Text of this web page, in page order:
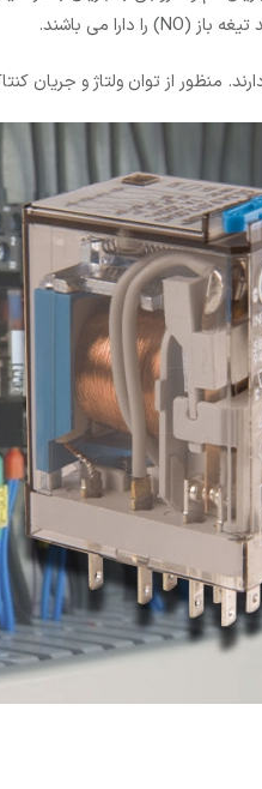
منظور از توان ولتاژ و جریان